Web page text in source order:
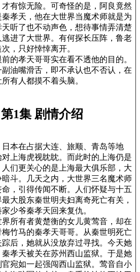
有惊无险。可奇怪的是，阿良竟然
孝天，他在大世界当魔术师就是为
天听了也不动声色，想待事情弄清楚
进了大世界。有何探长压阵，鲁老
，只好悻悻离开。
的孝天哥哥实在看不透他的目的。
油嘴滑舌，即不承认也不否认，在
有人都摸不着头脑。
1集 剧情介绍
本在占据大连、旅顺、青岛等地
对上海虎视眈眈。而此时的上海仍是
们更关心的是上海最大俱乐部，大
斗。几天之内，大世界三名魔术师
命，引得传闻不断。人们怀疑与十五
大股东秦世明夫妇离奇死亡有关，
少爷秦孝天回来复仇。
所有者黄楚衡的女儿黄莺音，却在
梅竹马的秦孝天哥哥。从秦世明死亡
后，她就从没放弃过寻找。今天她
孝天被关在苏州西山监狱。于是她
宛如一起强闯西山监狱。莺音自小